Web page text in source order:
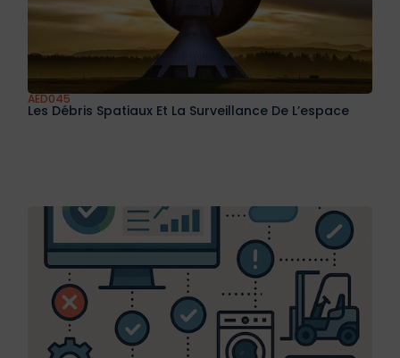
AED045
Les Débris Spatiaux Et La Surveillance De L’espace